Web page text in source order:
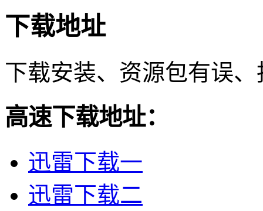
下载地址
下载安装、资源包有误
高速下载地址：
迅雷下载一
迅雷下载二